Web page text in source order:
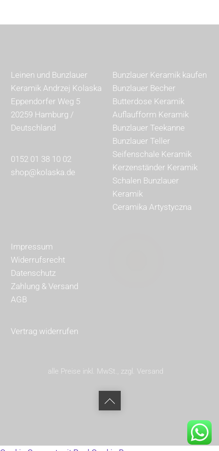
Leinen und Bunzlauer
Keramik Andrzej Kolaska
Eppendorfer Weg 5
20259 Hamburg /
Deutschland
0152 01 38 10 02
shop@kolaska.de
Bunzlauer Keramik kaufen
Bunzlauer Becher
Butterdose Keramik
Auflaufform Keramik
Bunzlauer Teekanne
Bunzlauer Teller
Seifenschale Keramik
Kerzenständer Keramik
Schalen Bunzlauer
Keramik
Ceramika Artystyczna
Impressum
Widerrufsrecht
Datenschutz
Zahlung & Versand
AGB
Vertrag widerrufen
Back
alle Preise inkl. MwSt., zzgl. Versand